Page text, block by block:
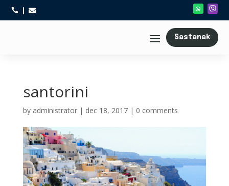
 
Sastanak
santorini
by administrator| dec 18, 2017| 0 comments